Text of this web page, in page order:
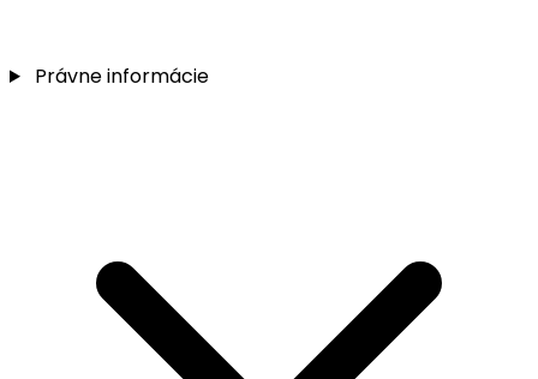
Právne informácie